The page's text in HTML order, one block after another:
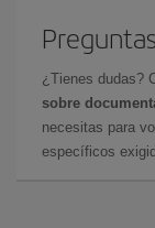
¿Tienes dudas?
sobre
necesitas para
específicos